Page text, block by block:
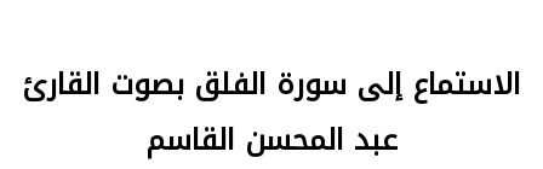
الاستماع إلى سورة الفلق بصوت القارئ
عبد المحسن القاسم